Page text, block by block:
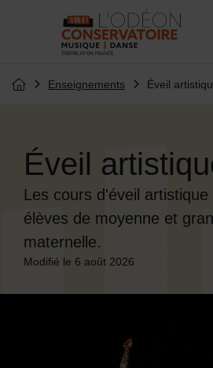
Page d'accueil du site
Enseignements Éveil
Éveil
Les cours d'éveil
élèves de moyenne et
maternelle.
Modifié le 6 août 2026